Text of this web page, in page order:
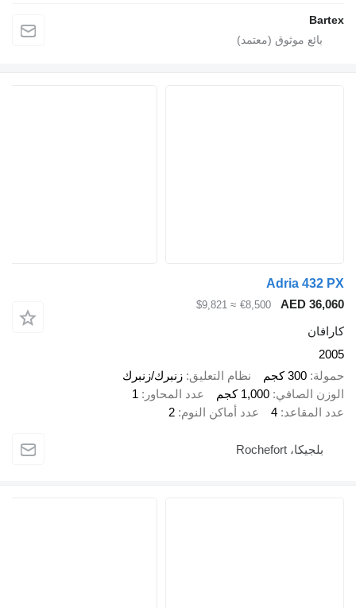
Adria
€8,500
≈ $9,821
نظام التعليق زنبرك/زنبرك
1,000 كجم عدد المحاور 1
4 عدد أماكن النوم 2